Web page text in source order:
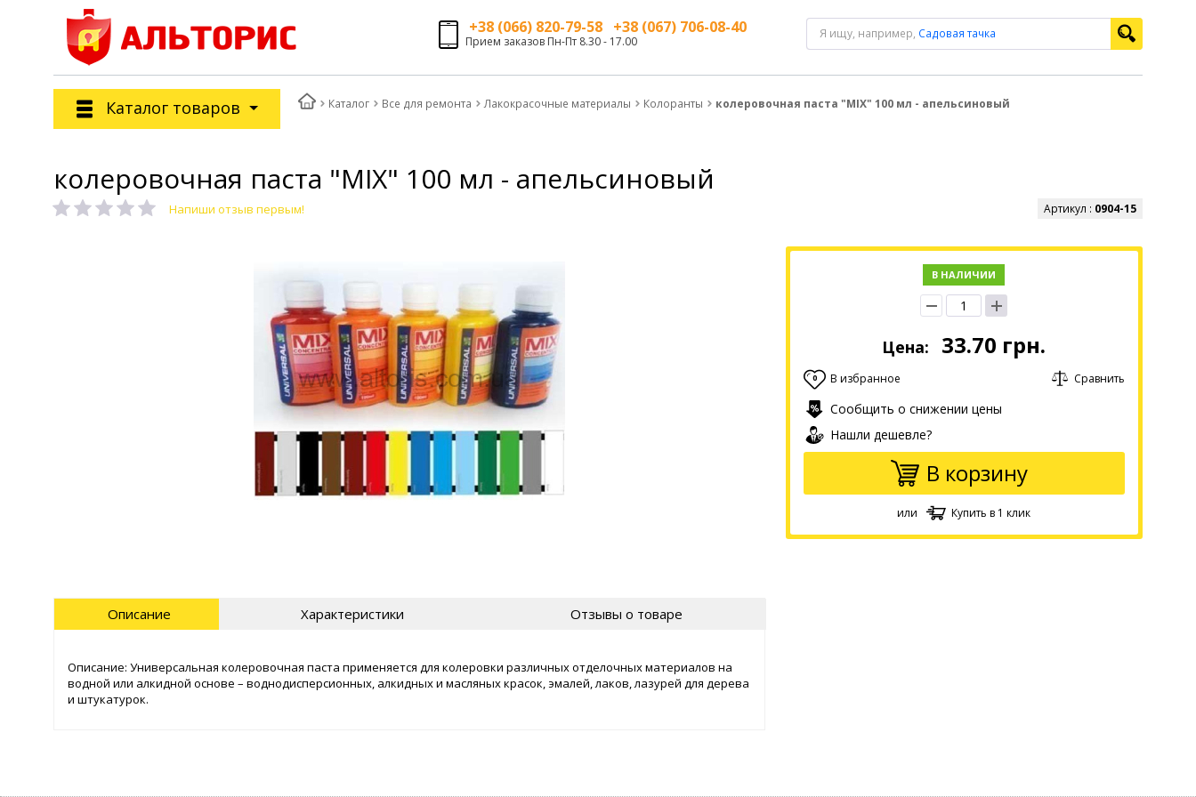
+38 (066) 820-79-58 +38 (067) 706-08-40
Прием заказов Пн-Пт 8.30 - 17.00
Я ищу, например, Садовая тачка
Каталог товаров Каталог Все для ремонта Лакокрасочные материалы Колоранты колеровочная паста "MIX" 100 мл - апельсиновый
колеровочная паста "MIX" 100 мл - апельсиновый
Напиши отзыв первым! Артикул : 0904-15
В НАЛИЧИИ
Цена: 33.70 грн.
0 В избранное Сравнить
Сообщить о снижении цены
Нашли дешевле?
В корзину
или Купить в 1 клик
Описание Характеристики Отзывы о товаре
Описание: Универсальная колеровочная паста применяется для колеровки различных отделочных материалов на
водной или алкидной основе – воднодисперсионных, алкидных и масляных красок, эмалей, лаков, лазурей для дерева
и штукатурок.